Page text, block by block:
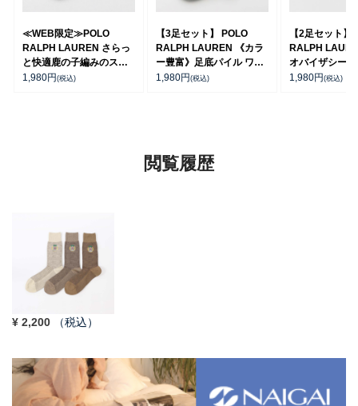
≪WEB限定≫POLO
RALPH LAUREN さらっ
と快適鹿の子編みのスニ
ーカー丈ソックス 【3足
1,980円(税込)
【3足セット】 POLO
RALPH LAUREN 《カラ
ー豊富》足底パイル ワン
ポイントソックス ショー
1,980円(税込)
【2足セット】
RALPH
オバイザシー
ア オーガニッ
1,980円(税込)
閲覧履歴
¥ 2,200 （税込）